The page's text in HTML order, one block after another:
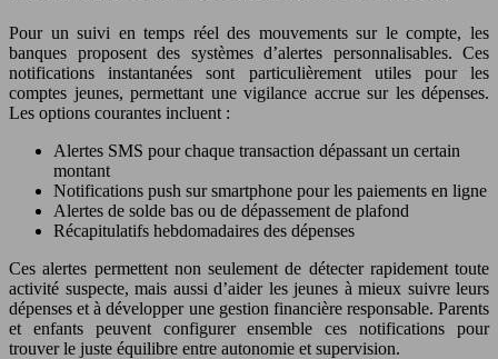
Pour un suivi en temps réel des mouvements sur le compte, les
banques proposent des systèmes d’alertes personnalisables. Ces
notifications instantanées sont particulièrement utiles pour les
comptes jeunes, permettant une vigilance accrue sur les dépenses.
Les options courantes incluent :
Alertes SMS pour chaque transaction dépassant un certain
montant
Notifications push sur smartphone pour les paiements en ligne
Alertes de solde bas ou de dépassement de plafond
Récapitulatifs hebdomadaires des dépenses
Ces alertes permettent non seulement de détecter rapidement toute
activité suspecte, mais aussi d’aider les jeunes à mieux suivre leurs
dépenses et à développer une gestion financière responsable. Parents
et enfants peuvent configurer ensemble ces notifications pour
trouver le juste équilibre entre autonomie et supervision.